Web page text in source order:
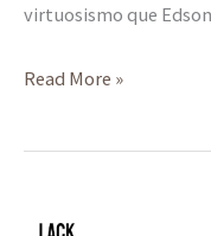
virtuosismo que
Read More »